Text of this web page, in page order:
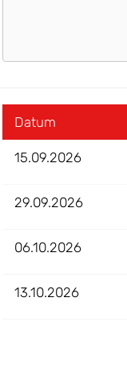
Datum
15.09.2026
29.09.2026
06.10.2026
13.10.2026